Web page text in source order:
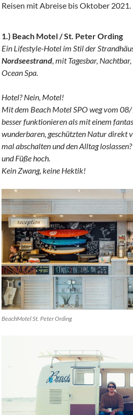
Reisen mit Abreise bis Oktober 2021.
1.) Beach Motel / St. Peter Ording
Ein Lifestyle-Hotel im Stil der
Nordseestrand, mit Tagesbar,
Ocean Spa.
Hotel? Nein, Motel!
Mit dem Beach Motel SPO weg vom
besser funktionieren als mit einem
wunderbaren, geschützten Natur direkt
mal abschalten und den Alltag
und Füße hoch.
Kein Zwang, keine Hektik!
BeachMotel St. Peter Ording